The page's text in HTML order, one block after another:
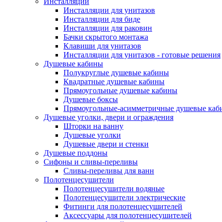
Инсталляции для унитазов
Инсталляции для биде
Инсталляции для раковин
Бачки скрытого монтажа
Клавиши для унитазов
Инсталляции для унитазов - готовые решения
Душевые кабины
Полукруглые душевые кабины
Квадратные душевые кабины
Прямоугольные душевые кабины
Душевые боксы
Прямоугольные-асимметричные душевые
Душевые уголки, двери и ограждения
Шторки на ванну
Душевые уголки
Душевые двери и стенки
Душевые поддоны
Сифоны и сливы-переливы
Сливы-переливы для ванн
Полотенцесушители
Полотенцесушители водяные
Полотенцесушители электрические
Фитинги для полотенцесушителей
Аксессуары для полотенцесушителей